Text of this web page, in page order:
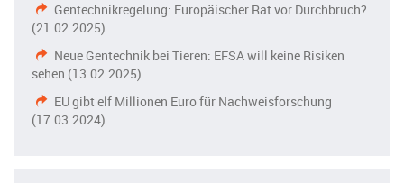
Gentechnikregelung: Europäischer Rat vor Durchbruch?
(21.02.2025)
Neue Gentechnik bei Tieren: EFSA will keine Risiken
sehen (13.02.2025)
EU gibt elf Millionen Euro für Nachweisforschung
(17.03.2024)